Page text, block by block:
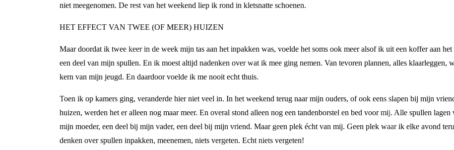
niet meegenomen. De rest van het weekend liep ik rond in kletsnatte schoenen.
HET EFFECT VAN TWEE (OF MEER) HUIZEN
Maar doordat ik twee keer in de week mijn tas aan het inpakken was, voelde het soms ook meer alsof ik uit een koffer aan
een deel van mijn spullen. En ik moest altijd nadenken over wat ik mee ging nemen. Van tevoren plannen, alles klaarleggen,
kern van mijn jeugd. En daardoor voelde ik me nooit echt thuis.
Toen ik op kamers ging, veranderde hier niet veel in. In het weekend terug naar mijn ouders, of ook eens slapen bij mijn
huizen, werden het er alleen nog maar meer. En overal stond alleen nog een tandenborstel en bed voor mij. Alle spullen
mijn moeder, een deel bij mijn vader, een deel bij mijn vriend. Maar geen plek écht van mij. Geen plek waar ik elke avond
denken over spullen inpakken, meenemen, niets vergeten. Echt niets vergeten!